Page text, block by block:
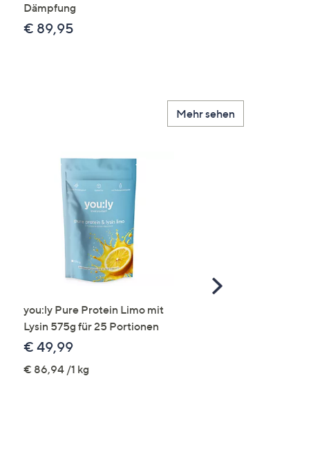
Dämpfung
€ 89,95
Mehr sehen
you:ly Pure Protein Limo mit
Lysin 575g für 25 Portionen
€ 49,99
€ 86,94 /1 kg
Scroll